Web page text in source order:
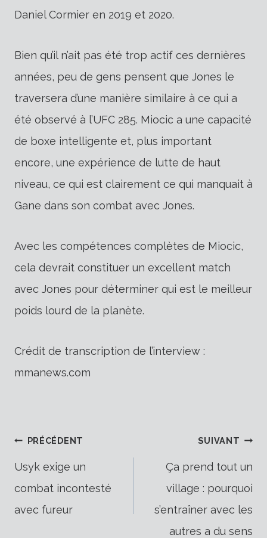
Daniel Cormier en 2019 et 2020.
Bien qu’il n’ait pas été trop actif ces dernières
années, peu de gens pensent que Jones le
traversera d’une manière similaire à ce qui a
été observé à l’UFC 285. Miocic a une capacité
de boxe intelligente et, plus important
encore, une expérience de lutte de haut
niveau, ce qui est clairement ce qui manquait à
Gane dans son combat avec Jones.
Avec les compétences complètes de Miocic,
cela devrait constituer un excellent match
avec Jones pour déterminer qui est le meilleur
poids lourd de la planète.
Crédit de transcription de l’interview :
mmanews.com
Navigation
de
PRÉCÉDENT
Usyk exige un
combat incontesté
avec fureur
SUIVANT
Ça prend tout un
village : pourquoi
s’entraîner avec les
autres a du sens